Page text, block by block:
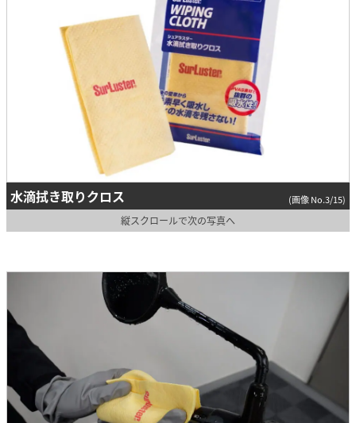
水滴拭き取りクロス (画像 No.3/15)
縦スクロールで次の写真へ